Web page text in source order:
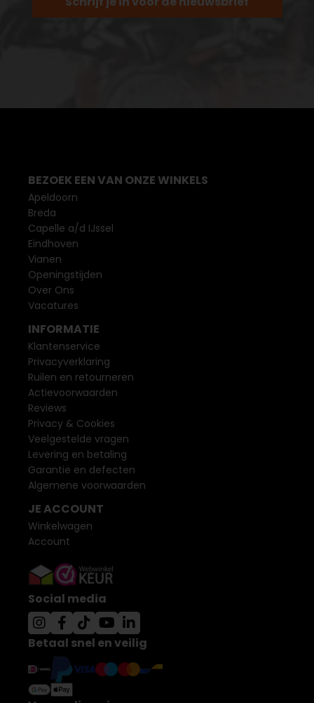
BEZOEK EEN VAN ONZE WINKELS
Apeldoorn
Breda
Capelle a/d IJssel
Eindhoven
Vianen
Openingstijden
Over Ons
Vacatures
INFORMATIE
Klantenservice
Privacyverklaring
Ruilen en retourneren
Actievoorwaarden
Reviews
Privacy & Cookies
Veelgestelde vragen
Levering en betaling
Garantie en defecten
Algemene voorwaarden
JE ACCOUNT
Winkelwagen
Account
Social media
Betaal snel en veilig